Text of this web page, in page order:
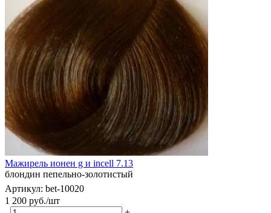
Мажирель ионен g и incell 7.13
блондин пепельно-золотистый
Артикул: bet-10020
1 200 руб./шт